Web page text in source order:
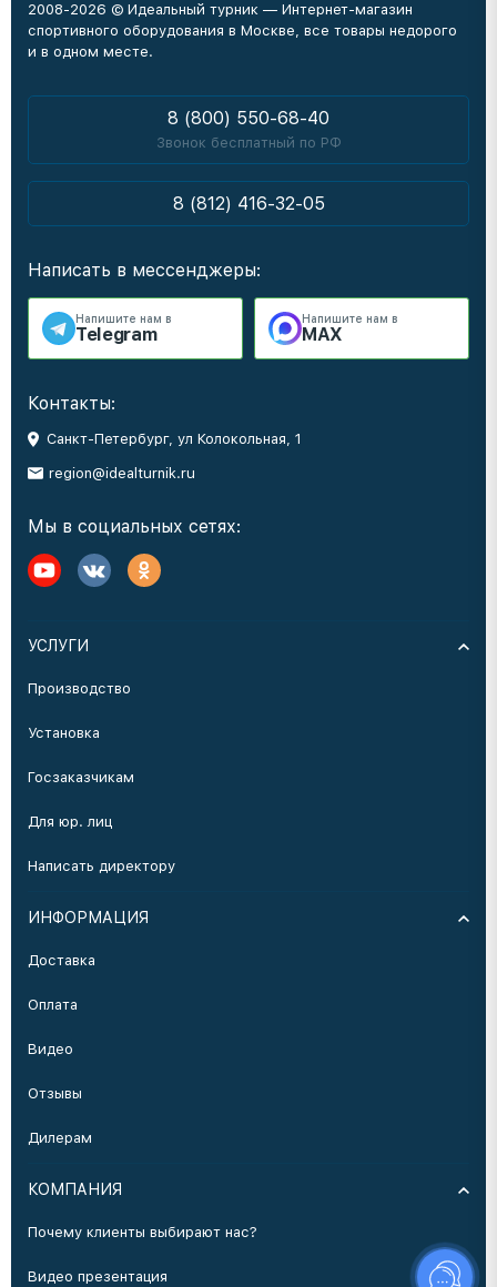
2008-2026 © Идеальный турник — Интернет-магазин
спортивного оборудования в Москве, все товары недорого
и в одном месте.
8 (800) 550-68-40
Звонок бесплатный по РФ
8 (812) 416-32-05
Написать в мессенджеры:
Напишите нам в
Telegram
Напишите нам в
MAX
Контакты:
Санкт-Петербург, ул Колокольная, 1
region@idealturnik.ru
Мы в социальных сетях:
УСЛУГИ
Производство
Установка
Госзаказчикам
Для юр. лиц
Написать директору
ИНФОРМАЦИЯ
Доставка
Оплата
Видео
Отзывы
Дилерам
КОМПАНИЯ
Почему клиенты выбирают нас?
Видео презентация